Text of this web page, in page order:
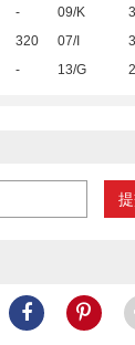
- 09/K
320 07/I
- 13/G